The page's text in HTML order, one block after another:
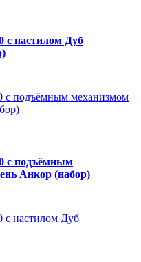
с настилом Дуб
с подъёмным
Анкор (набор)